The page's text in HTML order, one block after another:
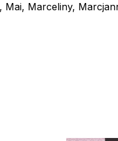
Mai, Marceliny,